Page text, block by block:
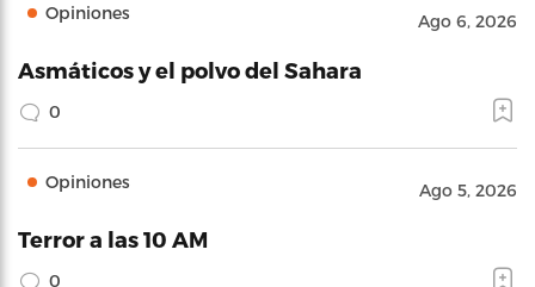
Opiniones Ago 6, 2026
Asmáticos y el polvo del Sahara
0
Opiniones Ago 5, 2026
Terror a las 10 AM
0